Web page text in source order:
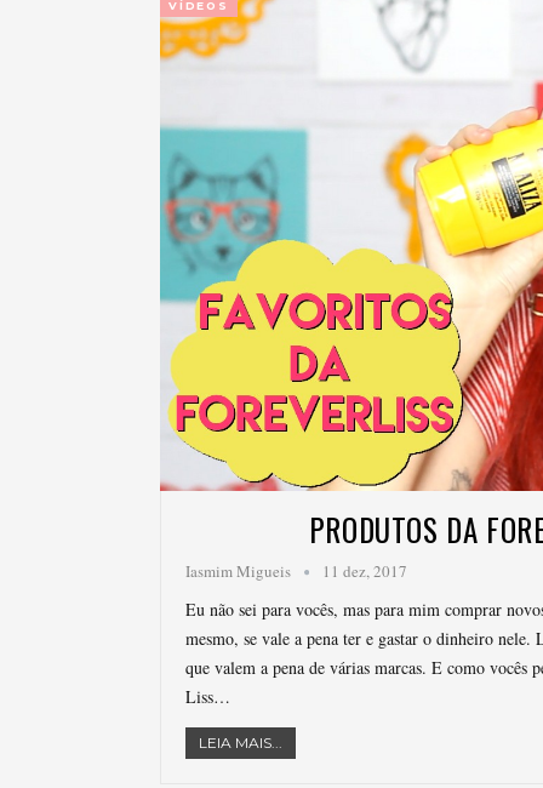
VÍDEOS
PRODUTOS DA
Iasmim Migueis 11 dez, 2017
Eu não sei para vocês, mas para mim comprar
mesmo, se vale a pena ter e gastar o dinheiro
que valem a pena de várias marcas. E como
Liss…
LEIA MAIS...